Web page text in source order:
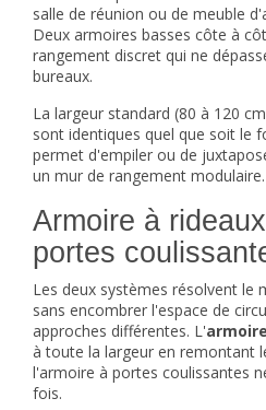
salle de réunion ou de meuble
Deux armoires basses côte à
rangement discret qui ne
bureaux.
La largeur standard (80 à 120
sont identiques quel que soit le
permet d'empiler ou de
un mur de rangement modulaire.
Armoire à
portes
Les deux systèmes résolvent
sans encombrer l'espace de
approches différentes. L'
à toute la largeur en remontant
l'armoire à portes coulissantes
fois.